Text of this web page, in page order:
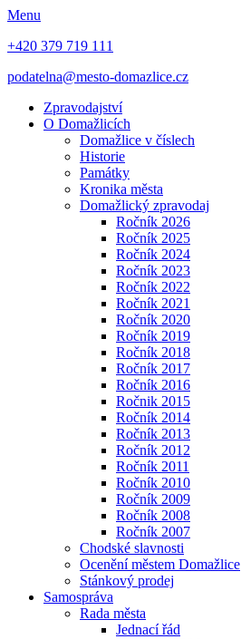
Menu
+420 379 719 111
podatelna@mesto-domazlice.cz
Zpravodajství
O Domažlicích
Domažlice v číslech
Historie
Památky
Kronika města
Domažlický zpravodaj
Ročník 2026
Ročník 2025
Ročník 2024
Ročník 2023
Ročník 2022
Ročník 2021
Ročník 2020
Ročník 2019
Ročník 2018
Ročník 2017
Ročník 2016
Ročnik 2015
Ročník 2014
Ročník 2013
Ročník 2012
Ročník 2011
Ročník 2010
Ročník 2009
Ročník 2008
Ročník 2007
Chodské slavnosti
Ocenění městem Domažlice
Stánkový prodej
Samospráva
Rada města
Jednací řád